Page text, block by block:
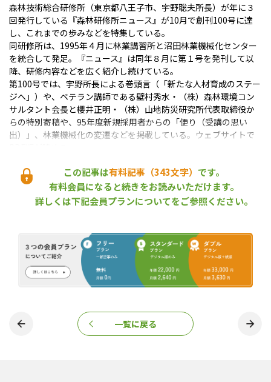
森林技術総合研修所（東京都八王子市、宇野聡夫所長）が年に３
回発行している『森林研修所ニュース』が10月で創刊100号に達
し、これまでの歩みなどを特集している。
同研修所は、1995年４月に林業講習所と沼田林業機械化センター
を統合して発足。『ニュース』は同年８月に第１号を発刊して以
降、研修内容などを広く紹介し続けている。
第100号では、宇野所長による巻頭言（「新たな人材育成のステー
ジへ」）や、ベテラン講師である壁村秀水・（株）森林環境コン
サルタント会長と櫻井正明・（株）山地防災研究所代表取締役か
らの特別寄稿や、95年度新規採用者からの「便り（受講の思い
出）」、林業機械化の変遷などを掲載している。ウェブサイトで
八王子市 壁村秀水宇野聡夫林業講習所森林技術総合研修所
森林研修所ニュース櫻井正明沼田林業機械化センター
おかげさまで、1994年の創刊から32年目に
入りました！ これからも皆様の手となり足
となり、最新の耳寄り情報をお届けしてまい
ります。
この記事をシェアする
この記事は有料記事（343文字） です。
有料会員になると続きをお読みいただけます。
詳しくは下記会員プランについてをご参照ください。
一覧に戻る